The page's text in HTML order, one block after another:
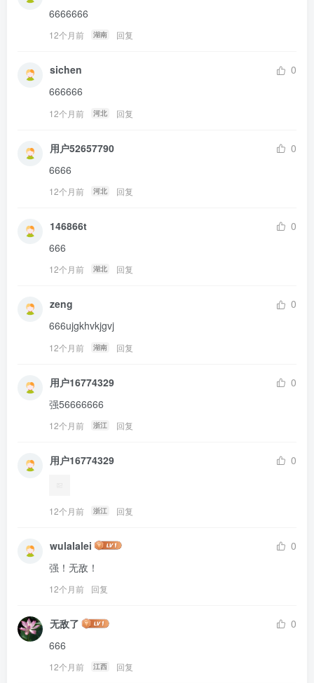
6666666
12个月前 湖南 回复
sichen
0
666666
12个月前 河北 回复
用户52657790
0
6666
12个月前 河北 回复
146866t
0
666
12个月前 湖北 回复
zeng
0
666ujgkhvkjgvj
12个月前 湖南 回复
用户16774329
0
强56666666
12个月前 浙江 回复
用户16774329 0
12个月前 浙江 回复
wulalalei
0
强！无敌！
12个月前 回复
无敌了
0
666
12个月前 江西 回复